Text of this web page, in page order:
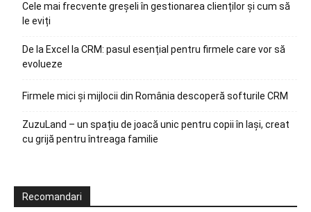
Cele mai frecvente greșeli în gestionarea clienților și cum să
le eviți
De la Excel la CRM: pasul esențial pentru firmele care vor să
evolueze
Firmele mici și mijlocii din România descoperă softurile CRM
ZuzuLand – un spațiu de joacă unic pentru copii în Iași, creat
cu grijă pentru întreaga familie
Recomandari